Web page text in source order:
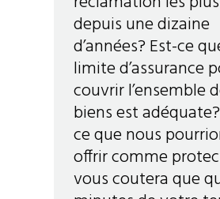
depuis une dizaine
d’années? Est-ce
limite d’assurance
couvrir l’ensemble
biens est
ce que nous
offrir comme
vous coutera que